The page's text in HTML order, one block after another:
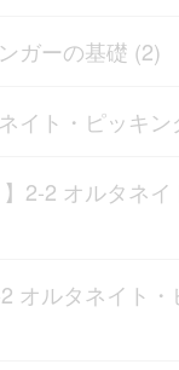
ガーの基礎 (2)
イト・ピッキン
】2-2 オルタネ
2 オルタネイト